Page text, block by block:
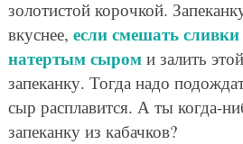
золотистой корочкой.
вкуснее, если смешать
натертым сыроми залить
запеканку. Тогда надо
сыр расплавится. А ты когда-
запеканку из кабачков?